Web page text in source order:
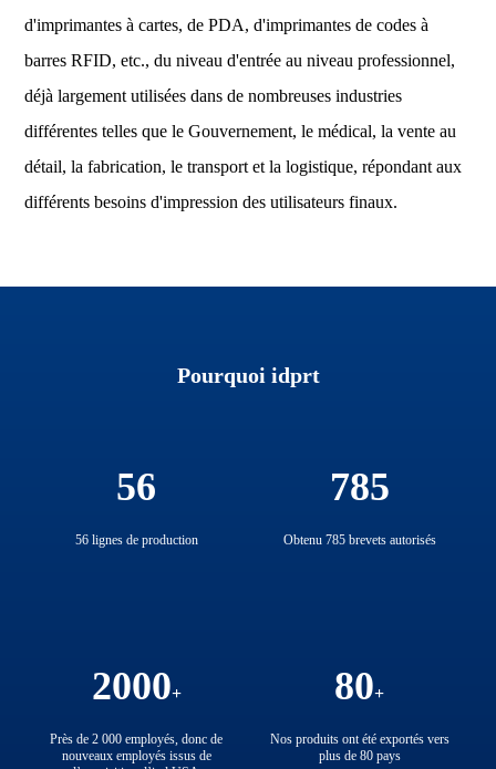
d'imprimantes à cartes, de PDA, d'imprimantes de codes à
barres RFID, etc., du niveau d'entrée au niveau professionnel,
déjà largement utilisées dans de nombreuses industries
différentes telles que le Gouvernement, le médical, la vente au
détail, la fabrication, le transport et la logistique, répondant aux
différents besoins d'impression des utilisateurs finaux.
Pourquoi idprt
56
56 lignes de production
785
Obtenu 785 brevets autorisés
2000
Près de 2 000 employés, donc de
nouveaux employés issus de
80
Nos produits ont été exportés vers
plus de 80 pays